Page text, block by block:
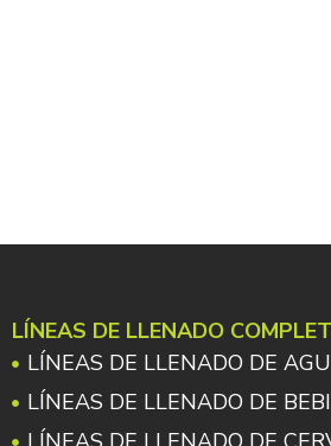
LÍNEAS DE LLENADO
LÍNEAS DE LLENADO DE
LÍNEAS DE LLENADO DE